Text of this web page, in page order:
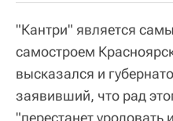
"Кантри" является
самостроем
высказался и
заявивший, что рад
"перестанет уродовать